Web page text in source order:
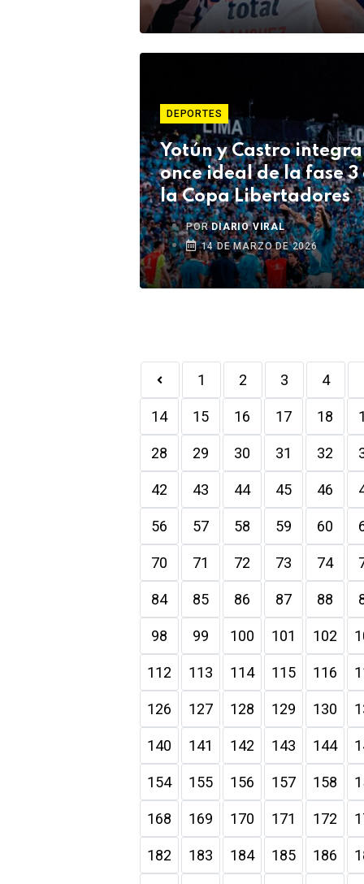
DEPORTES
Yotún y Castro
once ideal de la fase 3
la Copa Libertadores
PORDIARIO VIRAL
14 DE MARZO DE 2026
1 2 3 4
14 15 16 17 18
28 29 30 31 32
42 43 44 45 46
56 57 58 59 60
70 71 72 73 74
84 85 86 87 88
98 99 100 101 102
112 113 114 115 116
126 127 128 129 130
140 141 142 143 144
154 155 156 157 158
168 169 170 171 172
182 183 184 185 186